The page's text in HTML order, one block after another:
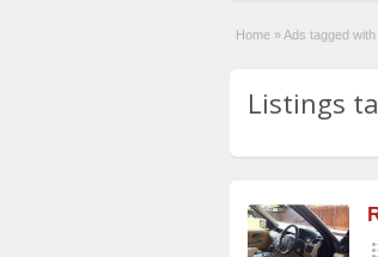
Home »Ads tagged
Listings